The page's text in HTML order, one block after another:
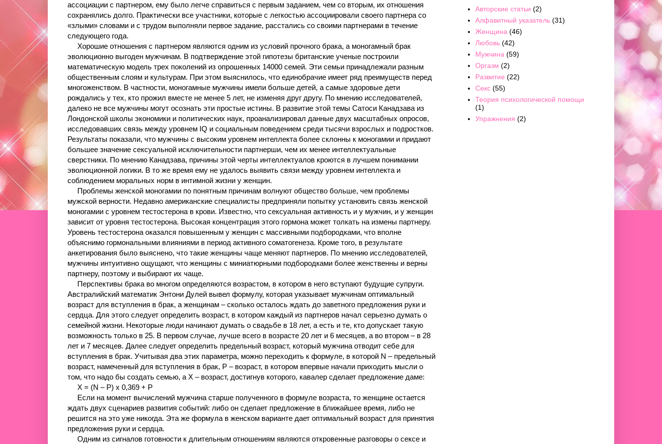
ассоциации с партнером, ему было легче справиться с первым заданием, чем со вторым, их отношения
сохранялись долго. Практически все участники, которые с легкостью ассоциировали своего партнера со
«злыми» словами и с трудом выполняли первое задание, расстались со своими партнерами в течение
следующего года.
Хорошие отношения с партнером являются одним из условий прочного брака, а моногамный брак
эволюционно выгоден мужчинам. В подтверждение этой гипотезы британские ученые построили
математическую модель трех поколений из опрошенных 14000 семей. Эти семьи принадлежали разным
общественным слоям и культурам. При этом выяснилось, что единобрачие имеет ряд преимуществ перед
многоженством. В частности, моногамные мужчины имели больше детей, а самые здоровые дети
рождались у тех, кто прожил вместе не менее 5 лет, не изменяя друг другу. По мнению исследователей,
далеко не все мужчины могут осознать эти простые истины. В развитие этой темы Сатоси Канадзава из
Лондонской школы экономики и политических наук, проанализировал данные двух масштабных опросов,
исследовавших связь между уровнем IQ и социальным поведением среди тысячи взрослых и подростков.
Результаты показали, что мужчины с высоким уровнем интеллекта более склонны к моногамии и придают
большее значение сексуальной исключительности партнерши, чем их менее интеллектуальные
сверстники. По мнению Канадзава, причины этой черты интеллектуалов кроются в лучшем понимании
эволюционной логики. В то же время ему не удалось выявить связи между уровнем интеллекта и
соблюдением моральных норм в интимной жизни у женщин.
Проблемы женской моногамии по понятным причинам волнуют общество больше, чем проблемы
мужской верности. Недавно американские специалисты предприняли попытку установить связь женской
моногамии с уровнем тестостерона в крови. Известно, что сексуальная активность и у мужчин, и у женщин
зависит от уровня тестостерона. Высокая концентрация этого гормона может толкать на измены партнеру.
Уровень тестостерона оказался повышенным у женщин с массивными подбородками, что вполне
объяснимо гормональными влияниями в период активного соматогенеза. Кроме того, в результате
анкетирования было выяснено, что такие женщины чаще меняют партнеров. По мнению исследователей,
мужчины интуитивно ощущают, что женщины с миниатюрными подбородками более женственны и верны
партнеру, поэтому и выбирают их чаще.
Перспективы брака во многом определяются возрастом, в котором в него вступают будущие супруги.
Австралийский математик Энтони Дулей вывел формулу, которая указывает мужчинам оптимальный
возраст для вступления в брак, а женщинам – сколько осталось ждать до заветного предложения руки и
сердца. Для этого следует определить возраст, в котором каждый из партнеров начал серьезно думать о
семейной жизни. Некоторые люди начинают думать о свадьбе в 18 лет, а есть и те, кто допускает такую
возможность только в 25. В первом случае, лучше всего в возрасте 20 лет и 6 месяцев, а во втором – в 28
лет и 7 месяцев. Далее следует определить предельный возраст, который мужчина отводит себе для
вступления в брак. Учитывая два этих параметра, можно переходить к формуле, в которой N – предельный
возраст, намеченный для вступления в брак, Р – возраст, в котором впервые начали приходить мысли о
том, что надо бы создать семью, а Х – возраст, достигнув которого, кавалер сделает предложение даме:
X = (N – P) x 0,369 + P
Если на момент вычислений мужчина старше полученного в формуле возраста, то женщине остается
ждать двух сценариев развития событий: либо он сделает предложение в ближайшее время, либо не
решится на это уже никогда. Эта же формула в женском варианте дает оптимальный возраст для принятия
предложения руки и сердца.
Одним из сигналов готовности к длительным отношениям являются откровенные разговоры о сексе и
Авторские статьи (2)
Алфавитный указатель (31)
Женщина (46)
Любовь (42)
Мужчина (59)
Оргазм (2)
Развитие (22)
Секс (55)
Теория психологической помощи
(1)
Упражнения (2)